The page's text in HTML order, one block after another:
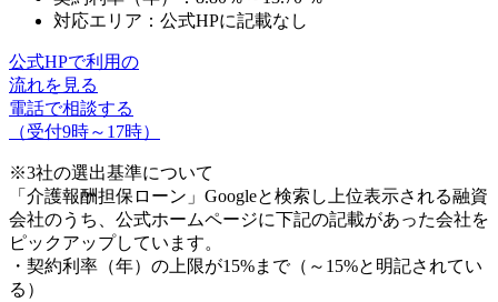
対応エリア：公式HPに記載なし
公式HPで利用の
流れを見る
電話で相談する
（受付9時～17時）
※3社の選出基準について
「介護報酬担保ローン」Googleと検索し上位表示される融資
会社のうち、公式ホームページに下記の記載があった会社を
ピックアップしています。
・契約利率（年）の上限が15%まで（～15%と明記されてい
る）